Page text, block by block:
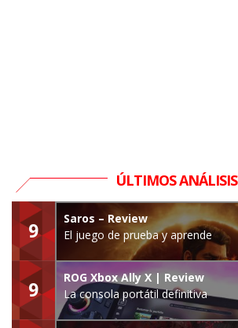
ÚLTIMOS ANÁLISIS
9
Saros – Review
El juego de prueba y aprende
9
ROG Xbox Ally X | Review
La consola portátil definitiva